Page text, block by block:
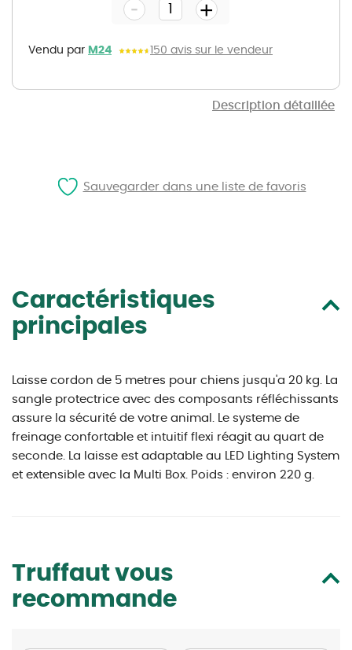
Description détaillée
gallery
Vendu par M24 150 avis sur le vendeur
- +
Caractéristiques
principales
Laisse cordon de 5 metres pour chiens jusqu'a 20 kg. La
sangle protectrice avec des composants réfléchissants
assure la sécurité de votre animal. Le systeme de
freinage confortable et intuitif flexi réagit au quart de
seconde. La laisse est adaptable au LED Lighting System
et extensible avec la Multi Box. Poids : environ 220 g.
Truffaut vous
recommande
Sauvegarder dans une liste de favoris